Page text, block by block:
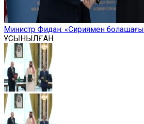
Министр Фидан: «Сириямен
ҰСЫНЫЛҒАН